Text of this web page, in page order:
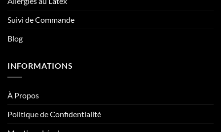
Suivi de Commande
Blog
INFORMATIONS
À Propos
Politique de Confidentialité